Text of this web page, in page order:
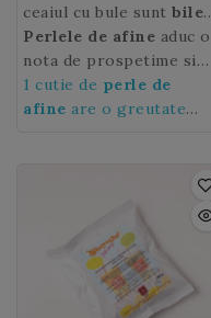
ceaiul cu bule sunt bile
mici de jeleu umplute
cu suc de afinecare se
sparg in gura cand sunt
muscate. Ingredient
lapte si perle fructate
sau de tapioca.
Perlele de afine aduc o
nota de prospetime si
culoare acestei bauturi
gastronomice si
1 cutie de perle de
afine are o greutate